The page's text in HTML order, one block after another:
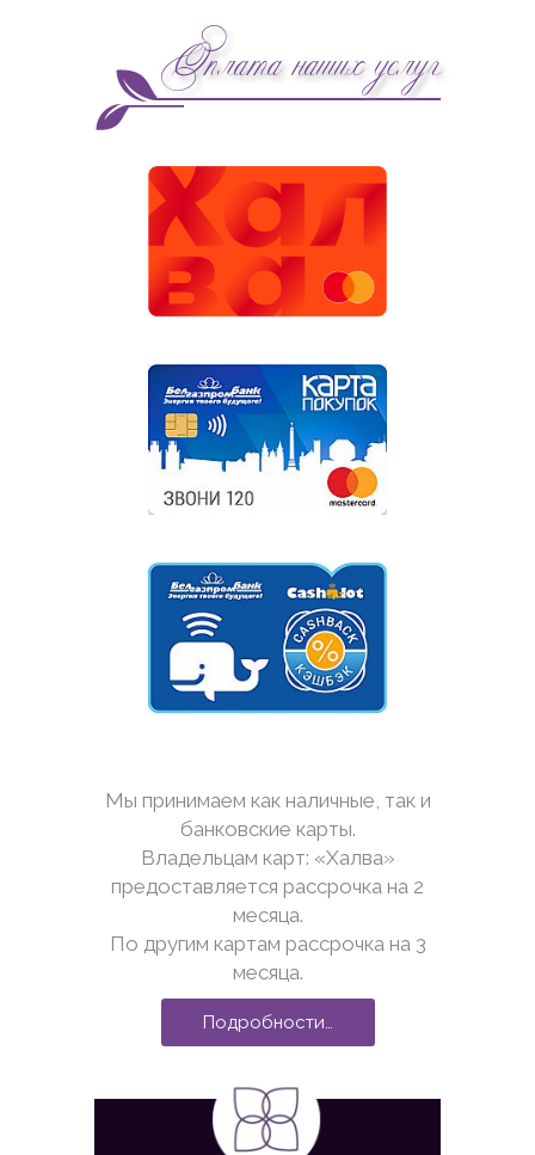
Оплата наших услуг
Мы принимаем как наличные, так и
банковские карты.
Владельцам карт: «Халва»
предоставляется рассрочка на 2
месяца.
По другим картам рассрочка на 3
месяца.
Подробности…